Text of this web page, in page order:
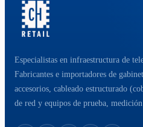
Especialistas en infraestructura de
Fabricantes e importadores de
accesorios, cableado estructurado
de red y equipos de prueba,